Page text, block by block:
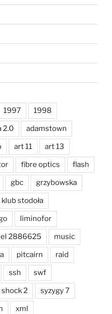
1997 1998
2.0 adamstown
art 11 art 13
fibre optics flash
gbc grzybowska
klub stodoła
liminofor
2886625 music
pitcairn raid
ssh swf
2 syzygy 7
xml